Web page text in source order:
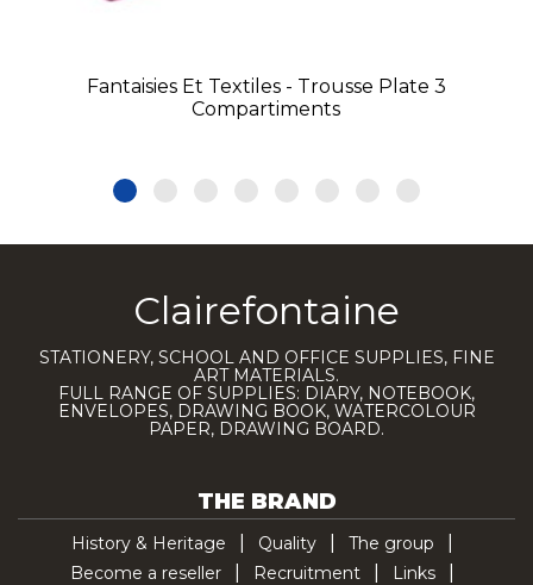
Fantaisies Et Textiles - Trousse Plate 3
Compartiments
Clairefontaine
STATIONERY, SCHOOL AND OFFICE SUPPLIES, FINE
ART MATERIALS.
FULL RANGE OF SUPPLIES: DIARY, NOTEBOOK,
ENVELOPES, DRAWING BOOK, WATERCOLOUR
PAPER, DRAWING BOARD.
THE BRAND
History & Heritage Quality
The group
Become a reseller
Recruitment
Links